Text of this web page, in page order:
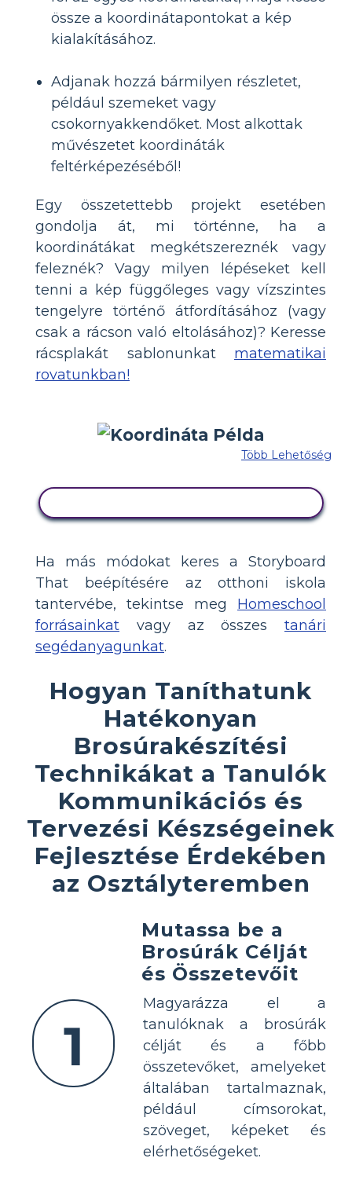
össze a koordinátapontokat a kép
kialakításához.
Adjanak hozzá bármilyen részletet,
például szemeket vagy
csokornyakkendőket. Most alkottak
művészetet koordináták
feltérképezéséből!
Egy összetettebb projekt esetében
gondolja át, mi történne, ha a
koordinátákat megkétszereznék vagy
feleznék? Vagy milyen lépéseket kell
tenni a kép függőleges vagy vízszintes
tengelyre történő átfordításához (vagy
csak a rácson való eltolásához)? Keresse
rácsplakát sablonunkat matematikai
rovatunkban!
Több Lehetőség
Ha más módokat keres a Storyboard
That beépítésére az otthoni iskola
tantervébe, tekintse meg Homeschool
forrásainkat vagy az összes tanári
segédanyagunkat.
Hogyan Taníthatunk
Hatékonyan
Brosúrakészítési
Technikákat a Tanulók
Kommunikációs és
Tervezési Készségeinek
Fejlesztése Érdekében
az Osztályteremben
1
Mutassa be a
Brosúrák Célját
és Összetevőit
Magyarázza el a
tanulóknak a brosúrák
célját és a főbb
összetevőket, amelyeket
általában tartalmaznak,
például címsorokat,
szöveget, képeket és
elérhetőségeket.